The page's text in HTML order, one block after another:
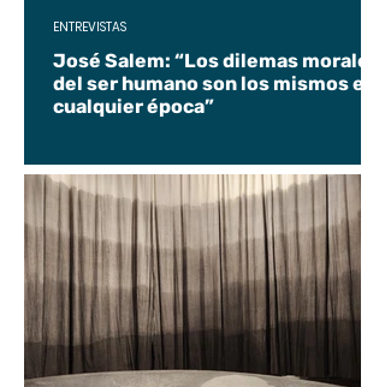
José Salem: “Los dilemas morales
del ser humano son los mismos en
cualquier época”
ENTREVISTAS